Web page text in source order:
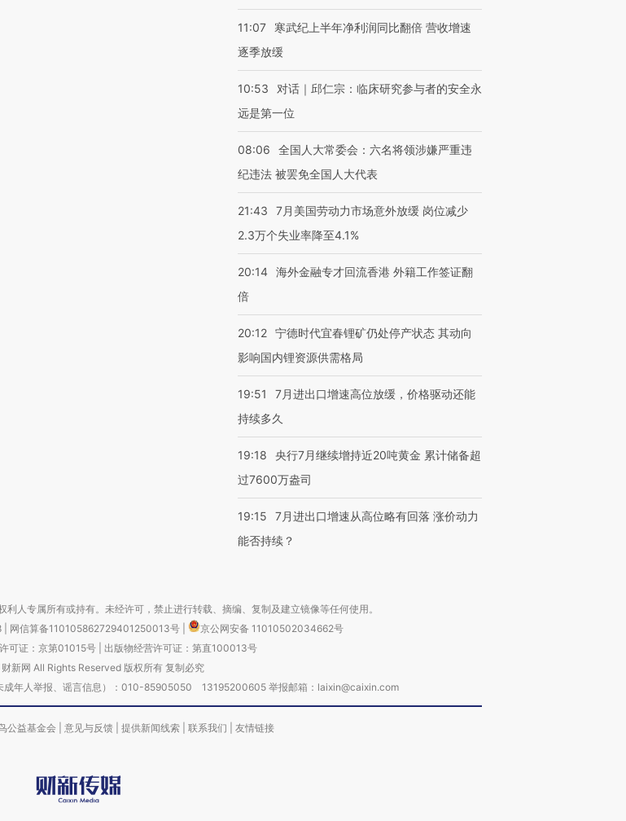
11:07
寒武纪上半年净利润同比翻倍 营收增速
逐季放缓
10:53
对话｜邱仁宗：临床研究参与者的安全永
远是第一位
08:06
全国人大常委会：六名将领涉嫌严重违
纪违法 被罢免全国人大代表
21:43
7月美国劳动力市场意外放缓 岗位减少
2.3万个失业率降至4.1%
20:14 海外金融专才回流香港 外籍工作签证翻
倍
20:12 宁德时代宜春锂矿仍处停产状态 其动向
影响国内锂资源供需格局
19:51
7月进出口增速高位放缓，价格驱动还能
持续多久
19:18
央行7月继续增持近20吨黄金 累计储备超
过7600万盎司
19:15
7月进出口增速从高位略有回落 涨价动力
能否持续？
人专属所有或持有。未经许可，禁止进行转载、摘编、复制及建立镜像等任何使用。
网信算备110105862729401250013号
京公网安备 11010502034662号
可证：京第01015号| 出版物经营许可证：第直100013号
新网 All Rights Reserved 版权所有 复制必究
成年人举报、谣言信息）：010-85905050 13195200605 举报邮箱：laixin@caixin.com
公益基金会 意见与反馈 提供新闻线索 联系我们 友情链接